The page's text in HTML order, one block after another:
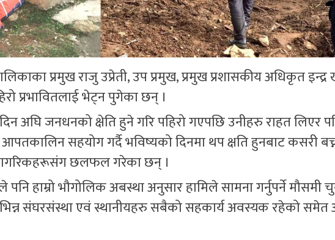
प्रमुख राजु उप्रेती, उप प्रमुख, प्रमुख प्रशासकीय अधिकृत
प्रभावितलाई भेट्न पुगेका छन् ।
अघि जनधनको क्षेति हुने गरि पहिरो गएपछि उनीहरु राहत लिएर
सहयोग गर्दै भविष्यको दिनमा थप क्षति हुनबाट कसरी
नागरिकहरूसंग छलफल गरेका छन् ।
हाम्रो भौगोलिक अबस्था अनुसार हामिले सामना गर्नुपर्ने मौसमी
संघरसंस्था एवं स्थानीयहरु सबैको सहकार्य अवस्यक रहेको समेत